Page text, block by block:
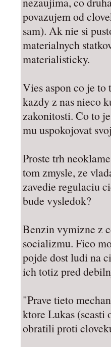
povazujem od
sam). Ak nie si
materialnych
materialisticky.
Vies aspon co je
kazdy z nas nieco
zakonitosti. Co to
mu uspokojovat
Proste trh
tom zmysle, ze
zavedie regulaciu
bude vysledok?
Benzin vymizne z
socializmu. Fico
pojde dost ludi na
ich totiz pred
"Prave tieto
ktore Lukas (scasti
obratili proti